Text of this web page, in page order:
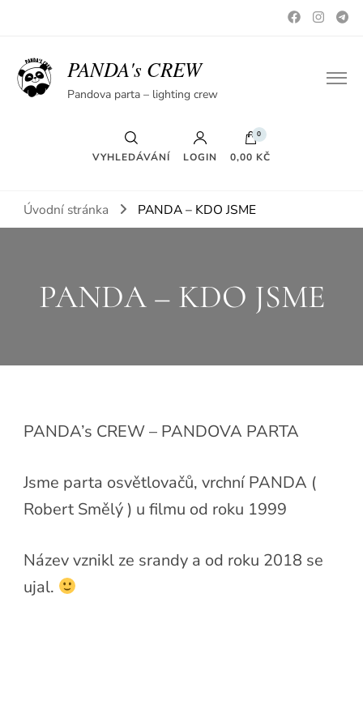
PANDA's CREW
Pandova parta – lighting crew
VYHLEDÁVÁNÍ LOGIN
0
0,00 KČ
Úvodní stránka PANDA – KDO JSME
PANDA – KDO JSME
PANDA’s CREW – PANDOVA PARTA
Jsme parta osvětlovačů, vrchní PANDA (
Robert Smělý ) u filmu od roku 1999
Název vznikl ze srandy a od roku 2018 se
ujal.